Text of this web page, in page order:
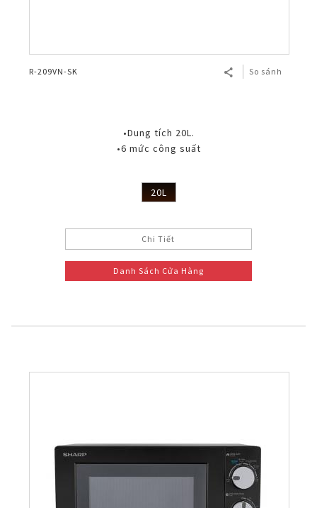
R-209VN-SK So sánh
•Dung tích 20L.
•6 mức công suất
20L
Chi Tiết
Danh Sách Cửa Hàng